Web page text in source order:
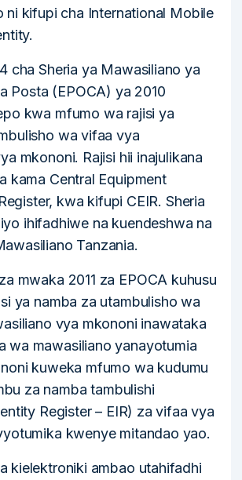
ni kifupi cha International Mobile
cha Sheria ya Mawasiliano ya
Posta (EPOCA) ya 2010
kwa mfumo wa rajisi ya
wa vifaa vya
mkononi. Rajisi hii inajulikana
kama Central Equipment
kwa kifupi CEIR. Sheria
ihifadhiwe na kuendeshwa na
Tanzania.
mwaka 2011 za EPOCA kuhusu
ya namba za utambulisho wa
vya mkononi inawataka
wa mawasiliano yanayotumia
kuweka mfumo wa kudumu
za namba tambulishi
Register – EIR) za vifaa vya
kwenye mitandao yao.
kielektroniki ambao utahifadhi